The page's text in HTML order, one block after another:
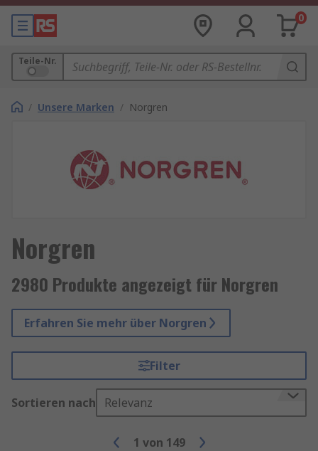
0
Teile-Nr.
/ Unsere Marken / Norgren
Norgren
2980 Produkte angezeigt für Norgren
Erfahren Sie mehr über Norgren
Filter
Sortieren nach Relevanz
1 von 149